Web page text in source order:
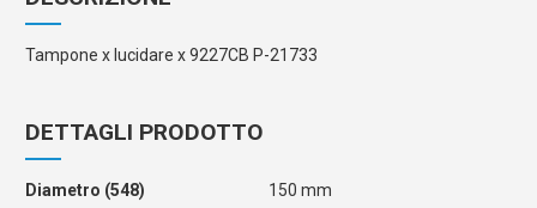
Tampone x lucidare x 9227CB P-21733
DETTAGLI PRODOTTO
Diametro (548) 150 mm